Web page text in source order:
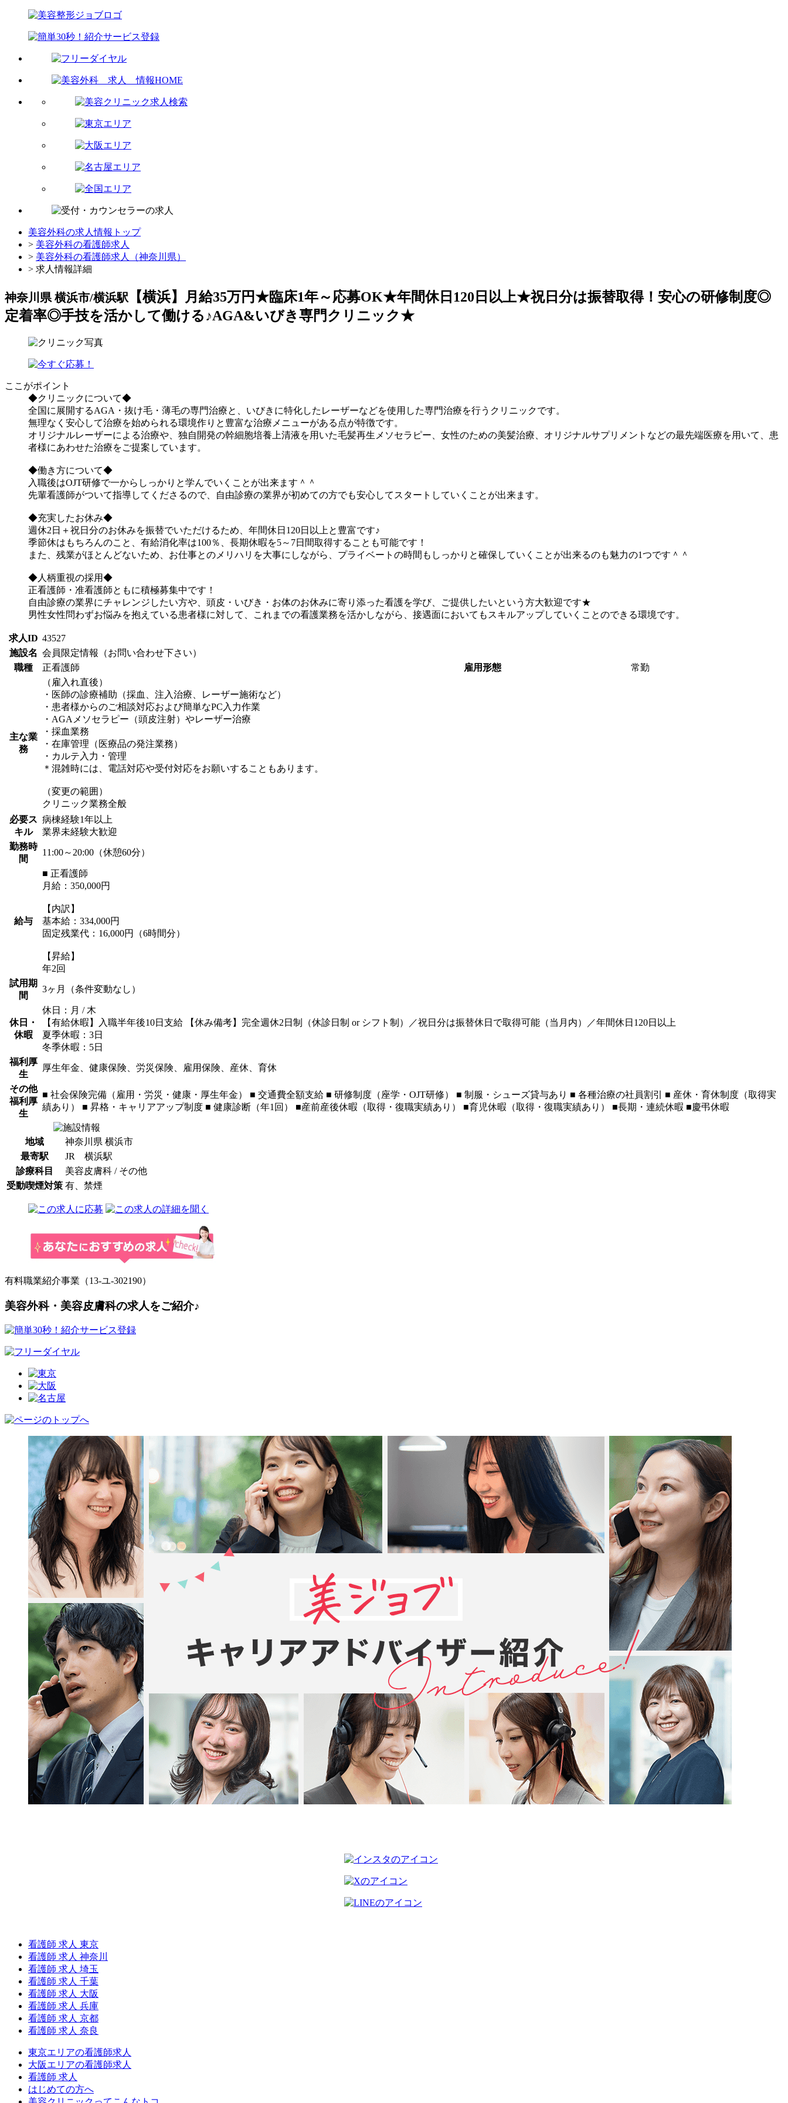
美容外科の求人情報トップ
> 美容外科の看護師求人
> 美容外科の看護師求人（神奈川県）
> 求人情報詳細
神奈川県 横浜市/横浜駅
【横浜】月給35万円★臨床1年～応募OK★年間休日120日以上★祝日分は振替取得！安心の研修制度◎
定着率◎手技を活かして働ける♪AGA&いびき専門クリニック★
ここがポイント
◆クリニックについて◆
全国に展開するAGA・抜け毛・薄毛の専門治療と、いびきに特化したレーザーなどを使用した専門治療を行うクリニックです。
無理なく安心して治療を始められる環境作りと豊富な治療メニューがある点が特徴です。
オリジナルレーザーによる治療や、独自開発の幹細胞培養上清液を用いた毛髪再生メソセラピー、女性のための美髪治療、オリジナルサプリメントなどの最先端医療を用いて、患
者様にあわせた治療をご提案しています。
◆働き方について◆
入職後はOJT研修で一からしっかりと学んでいくことが出来ます＾＾
先輩看護師がついて指導してくださるので、自由診療の業界が初めての方でも安心してスタートしていくことが出来ます。
◆充実したお休み◆
週休2日＋祝日分のお休みを振替でいただけるため、年間休日120日以上と豊富です♪
季節休はもちろんのこと、有給消化率は100％、長期休暇を5～7日間取得することも可能です！
また、残業がほとんどないため、お仕事とのメリハリを大事にしながら、プライベートの時間もしっかりと確保していくことが出来るのも魅力の1つです＾＾
◆人柄重視の採用◆
正看護師・准看護師ともに積極募集中です！
自由診療の業界にチャレンジしたい方や、頭皮・いびき・お体のお休みに寄り添った看護を学び、ご提供したいという方大歓迎です★
男性女性問わずお悩みを抱えている患者様に対して、これまでの看護業務を活かしながら、接遇面においてもスキルアップしていくことのできる環境です。
求人ID 43527
施設名 会員限定情報（お問い合わせ下さい）
職種
正看護師 雇用形態 常勤
主な業
務
（雇入れ直後）
・医師の診療補助（採血、注入治療、レーザー施術など）
・患者様からのご相談対応および簡単なPC入力作業
・AGAメソセラピー（頭皮注射）やレーザー治療
・採血業務
・在庫管理（医療品の発注業務）
・カルテ入力・管理
＊混雑時には、電話対応や受付対応をお願いすることもあります。
（変更の範囲）
クリニック業務全般
必要ス
キル
病棟経験1年以上
業界未経験大歓迎
勤務時
間
11:00～20:00（休憩60分）
給与
■ 正看護師
月給：350,000円
【内訳】
基本給：334,000円
固定残業代：16,000円（6時間分）
【昇給】
年2回
試用期
間
3ヶ月（条件変動なし）
休日・
休暇
休日：月 / 木
【有給休暇】入職半年後10日支給 【休み備考】完全週休2日制（休診日制 or シフト制）／祝日分は振替休日で取得可能（当月内）／年間休日120日以上
夏季休暇：3日
冬季休暇：5日
福利厚
生
厚生年金、健康保険、労災保険、雇用保険、産休、育休
その他
福利厚
生
■ 社会保険完備（雇用・労災・健康・厚生年金） ■ 交通費全額支給 ■ 研修制度（座学・OJT研修） ■ 制服・シューズ貸与あり ■ 各種治療の社員割引 ■ 産休・育休制度（取得実
績あり） ■ 昇格・キャリアアップ制度 ■ 健康診断（年1回） ■産前産後休暇（取得・復職実績あり） ■育児休暇（取得・復職実績あり） ■長期・連続休暇 ■慶弔休暇
地域
神奈川県 横浜市
最寄駅
JR 横浜駅
診療科目
美容皮膚科 / その他
受動喫煙対策 有、禁煙
有料職業紹介事業（13-ユ-302190）
美容外科・美容皮膚科の求人をご紹介♪
看護師 求人 東京
看護師 求人 神奈川
看護師 求人 埼玉
看護師 求人 千葉
看護師 求人 大阪
看護師 求人 兵庫
看護師 求人 京都
看護師 求人 奈良
東京エリアの看護師求人
大阪エリアの看護師求人
看護師 求人
はじめての方へ